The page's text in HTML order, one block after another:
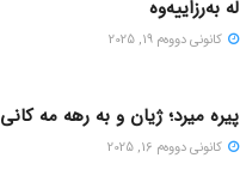
لە بەرزاییەوە
كانونی دووه‌م 19, 2025
پیره میرد؛ ژیان و به رهه مه کانی
كانونی دووه‌م 16, 2025